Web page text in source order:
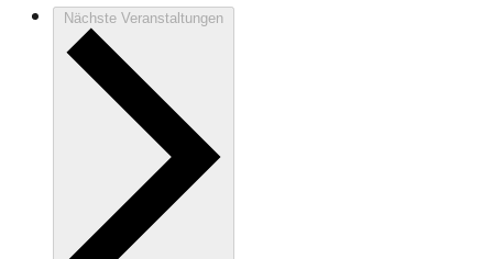
Nächste Veranstaltungen